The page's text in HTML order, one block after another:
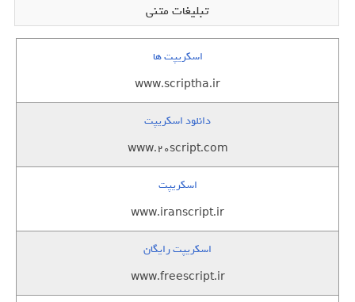
تبلیغات متنی
اسکریپت ها
www.scriptha.ir
دانلود اسکریپت
www.20script.com
اسکریپت
www.iranscript.ir
اسکریپت رایگان
www.freescript.ir